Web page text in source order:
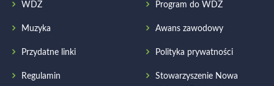
WDŻ Program do WDŻ
Muzyka Awans zawodowy
Przydatne linki Polityka prywatności
Regulamin
Stowarzyszenie Nowa